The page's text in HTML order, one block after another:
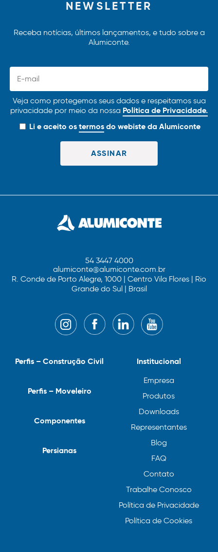
NEWSLETTER
Receba notícias, últimos lançamentos, e tudo sobre a
Alumiconte.
Veja como protegemos seus dados e respeitamos sua
privacidade por meio da nossa Política de Privacidade.
Li e aceito ostermosdo webiste da Alumiconte
54 3447 4000
alumiconte@alumiconte.com.br
R. Conde de Porto Alegre, 1000 | Centro Vila Flores | Rio
Grande do Sul | Brasil
Institucional
Empresa
Produtos
Downloads
Representantes
Blog
FAQ
Contato
Trabalhe Conosco
Política de Privacidade
Política de Cookies
Perfis – Construção Civil
Perfis – Moveleiro
Componentes
Persianas